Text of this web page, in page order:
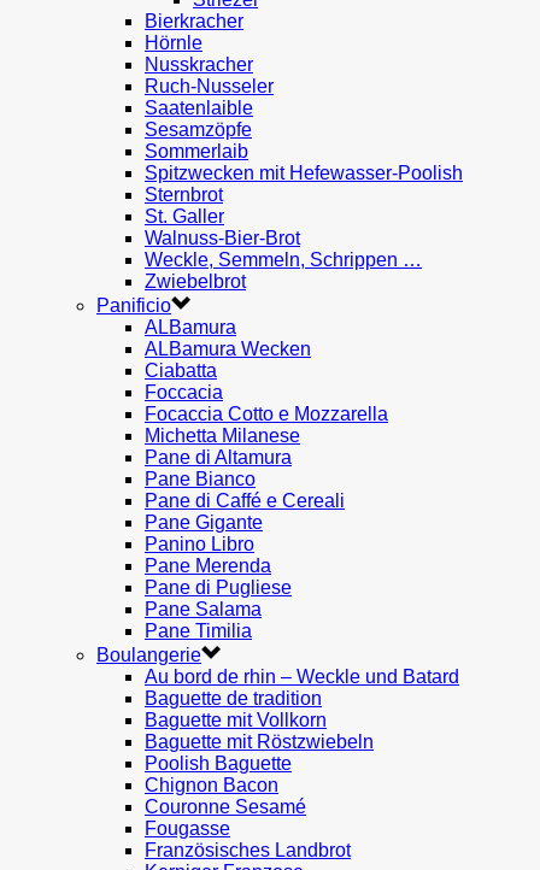
Bierkracher
Hörnle
Nusskracher
Ruch-Nusseler
Saatenlaible
Sesamzöpfe
Sommerlaib
Spitzwecken mit Hefewasser-Poolish
Sternbrot
St. Galler
Walnuss-Bier-Brot
Weckle, Semmeln, Schrippen …
Zwiebelbrot
Panificio
ALBamura
ALBamura Wecken
Ciabatta
Foccacia
Focaccia Cotto e Mozzarella
Michetta Milanese
Pane di Altamura
Pane Bianco
Pane di Caffé e Cereali
Pane Gigante
Panino Libro
Pane Merenda
Pane di Pugliese
Pane Salama
Pane Timilia
Boulangerie
Au bord de rhin – Weckle und Batard
Baguette de tradition
Baguette mit Vollkorn
Baguette mit Röstzwiebeln
Poolish Baguette
Chignon Bacon
Couronne Sesamé
Fougasse
Französisches Landbrot